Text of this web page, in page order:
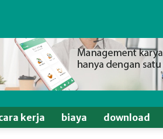
kerja biaya download